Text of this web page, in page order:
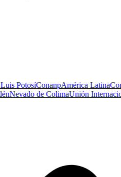
PotosíConanpAmérica Latina
Nevado de ColimaUnión